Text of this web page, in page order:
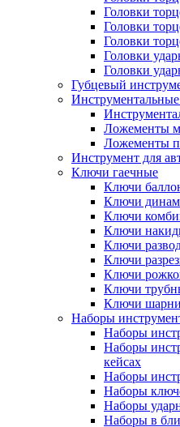
Головки
Головки
Головки
Головки
Головки
Губцевый
Ложементы
Ложементы
Инструмент для
Ключи гаечные
Ключи
Ключи
Ключи
Ключи
Ключи
Ключи
Ключи
Ключи
Ключи
Наборы
Наборы
Наборы
кейсах
Наборы
Наборы
Наборы
Наборы в